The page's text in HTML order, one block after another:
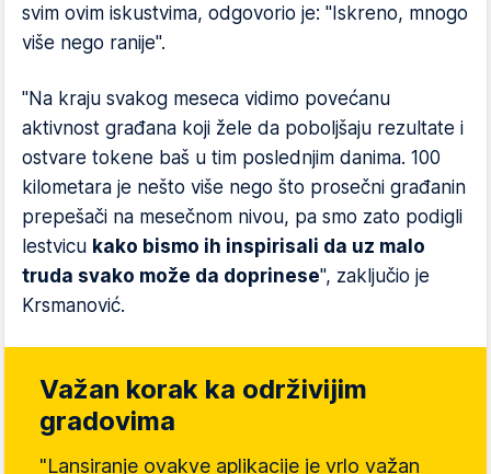
svim ovim iskustvima, odgovorio je: "Iskreno, mnogo
više nego ranije".
"Na kraju svakog meseca vidimo povećanu
aktivnost građana koji žele da poboljšaju rezultate i
ostvare tokene baš u tim poslednjim danima. 100
kilometara je nešto više nego što prosečni građanin
prepešači na mesečnom nivou, pa smo zato podigli
lestvicu kako bismo ih inspirisali da uz malo
truda svako može da doprinese", zaključio je
Krsmanović.
Važan korak ka održivijim
gradovima
"Lansiranje ovakve aplikacije je vrlo važan